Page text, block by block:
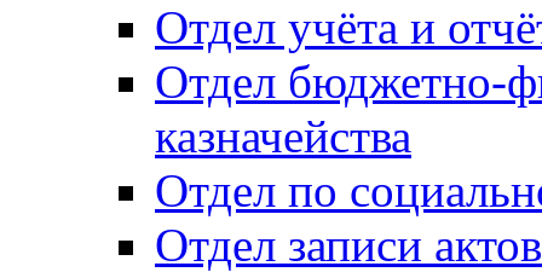
Отдел учёта и
Отдел бюджетно-
казначейства
Отдел по
Отдел записи